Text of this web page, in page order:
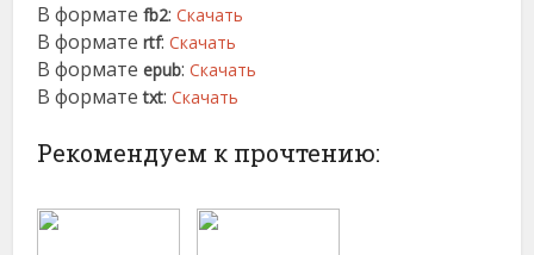
В форматеfb2:Скачать
В форматеrtf:Скачать
В форматеepub:Скачать
В форматеtxt:Скачать
Рекомендуем к прочтению: